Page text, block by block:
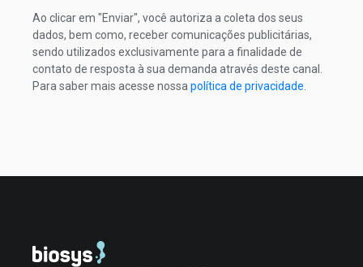
Ao clicar em "Enviar", você autoriza a coleta dos seus
dados, bem como, receber comunicações publicitárias,
sendo utilizados exclusivamente para a finalidade de
contato de resposta à sua demanda através deste canal.
Para saber mais acesse nossapolítica de privacidade.